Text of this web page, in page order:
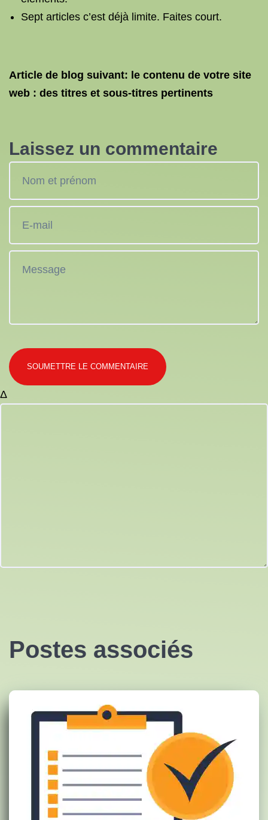
Sept articles c’est déjà limite. Faites court.
Article de blog suivant: le contenu de votre site
web : des titres et sous-titres pertinents
Laissez un commentaire
SOUMETTRE LE COMMENTAIRE
Δ
Postes associés